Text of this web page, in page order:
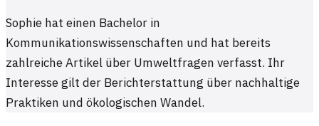
Sophie hat einen Bachelor in
Kommunikationswissenschaften und hat bereits
zahlreiche Artikel über Umweltfragen verfasst. Ihr
Interesse gilt der Berichterstattung über nachhaltige
Praktiken und ökologischen Wandel.